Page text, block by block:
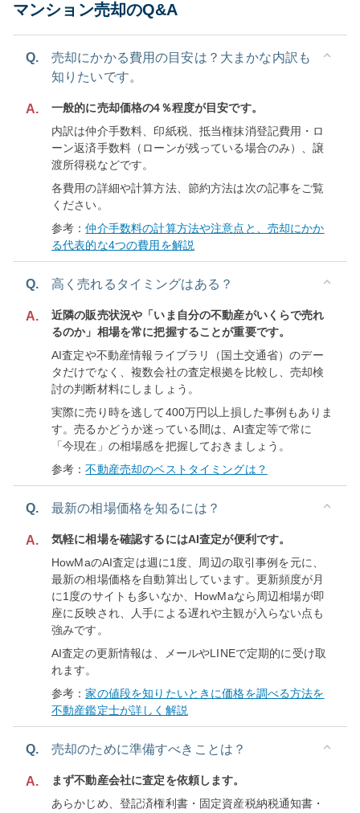
マンション売却のQ&A
Q.
売却にかかる費用の目安は？大まかな内訳も
知りたいです。
A.
一般的に売却価格の4％程度が目安です。
内訳は仲介手数料、印紙税、抵当権抹消登記費用・ロ
ーン返済手数料（ローンが残っている場合のみ）、譲
渡所得税などです。
各費用の詳細や計算方法、節約方法は次の記事をご覧
ください。
参考：仲介手数料の計算方法や注意点と、売却にかか
る代表的な4つの費用を解説
Q. 高く売れるタイミングはある？
A.
近隣の販売状況や「いま自分の不動産がいくらで売れ
るのか」相場を常に把握することが重要です。
AI査定や不動産情報ライブラリ（国土交通省）のデー
タだけでなく、複数会社の査定根拠を比較し、売却検
討の判断材料にしましょう。
実際に売り時を逃して400万円以上損した事例もありま
す。売るかどうか迷っている間は、AI査定等で常に
「今現在」の相場感を把握しておきましょう。
参考：不動産売却のベストタイミングは？
Q. 最新の相場価格を知るには？
A.
気軽に相場を確認するにはAI査定が便利です。
HowMaのAI査定は週に1度、周辺の取引事例を元に、
最新の相場価格を自動算出しています。更新頻度が月
に1度のサイトも多いなか、HowMaなら周辺相場が即
座に反映され、人手による遅れや主観が入らない点も
強みです。
AI査定の更新情報は、メールやLINEで定期的に受け取
れます。
参考：家の値段を知りたいときに価格を調べる方法を
不動産鑑定士が詳しく解説
Q. 売却のために準備すべきことは？
A.
まず不動産会社に査定を依頼します。
あらかじめ、登記済権利書・固定資産税納税通知書・